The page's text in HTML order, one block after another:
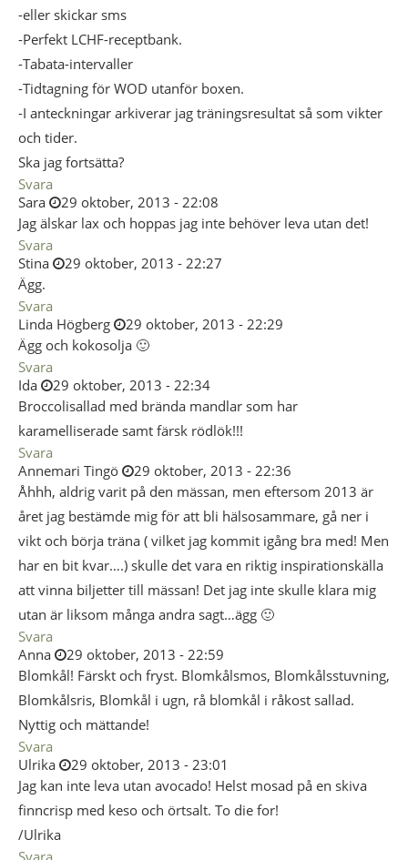
-eller skickar sms
-Perfekt LCHF-receptbank.
-Tabata-intervaller
-Tidtagning för WOD utanför boxen.
-I anteckningar arkiverar jag träningsresultat så som vikter
och tider.
Ska jag fortsätta?
Svara
Sara
29 oktober, 2013 - 22:08
Jag älskar lax och hoppas jag inte behöver leva utan det!
Svara
Stina
29 oktober, 2013 - 22:27
Ägg.
Svara
Linda Högberg
29 oktober, 2013 - 22:29
Ägg och kokosolja 🙂
Svara
Ida
29 oktober, 2013 - 22:34
Broccolisallad med brända mandlar som har
karamelliserade samt färsk rödlök!!!
Svara
Annemari Tingö
29 oktober, 2013 - 22:36
Åhhh, aldrig varit på den mässan, men eftersom 2013 är
året jag bestämde mig för att bli hälsosammare, gå ner i
vikt och börja träna ( vilket jag kommit igång bra med! Men
har en bit kvar….) skulle det vara en riktig inspirationskälla
att vinna biljetter till mässan! Det jag inte skulle klara mig
utan är liksom många andra sagt…ägg 🙂
Svara
Anna
29 oktober, 2013 - 22:59
Blomkål! Färskt och fryst. Blomkålsmos, Blomkålsstuvning,
Blomkålsris, Blomkål i ugn, rå blomkål i råkost sallad.
Nyttig och mättande!
Svara
Ulrika
29 oktober, 2013 - 23:01
Jag kan inte leva utan avocado! Helst mosad på en skiva
finncrisp med keso och örtsalt. To die for!
/Ulrika
Svara